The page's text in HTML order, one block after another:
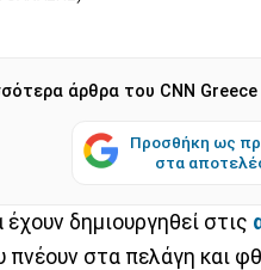
άρθρα του CNN
Προσθήκη ως
στα
δημιουργηθεί στις
πνέουν στα πελάγη και